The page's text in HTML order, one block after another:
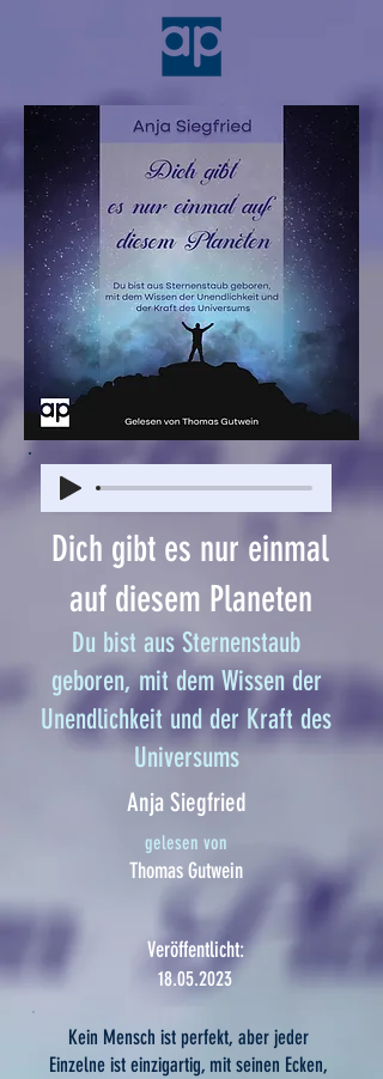
Dich gibt es nur einmal
auf diesem Planeten
Du bist aus Sternenstaub
geboren, mit dem Wissen der
Unendlichkeit und der Kraft des
Universums
Anja Siegfried
gelesen von
Thomas Gutwein
Veröffentlicht:
18.05.2023
Kein Mensch ist perfekt, aber jeder
Einzelne ist einzigartig, mit seinen Ecken,